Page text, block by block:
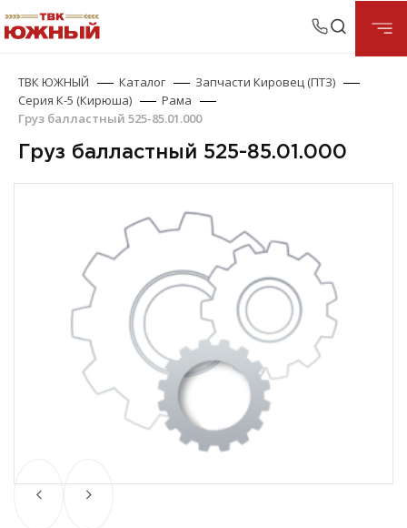
ТВК ЮЖНЫЙ Каталог
Запчасти Кировец (ПТЗ)
Серия К-5 (Кирюша)
Рама
Груз балластный 525-85.01.000
Груз балластный 525-85.01.000